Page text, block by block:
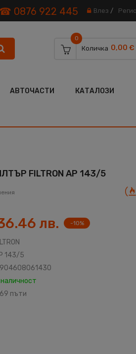
0876 922 445 Влез /
Количка
0
0,00 €
АВТОЧАСТИ КАТАЛОЗИ
FILTRON AP 143/5
лв. -10%
143/5
пъти